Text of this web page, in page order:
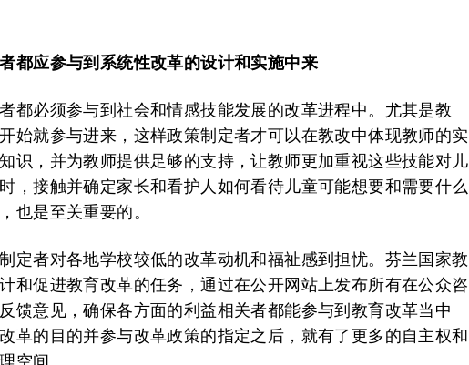
都应参与到系统性改革的设计和实施中来
都必须参与到社会和情感技能发展的改革进程中。尤其是教
始就参与进来，这样政策制定者才可以在教改中体现教师的实
识，并为教师提供足够的支持，让教师更加重视这些技能对儿
，接触并确定家长和看护人如何看待儿童可能想要和需要什么
也是至关重要的。
定者对各地学校较低的改革动机和福祉感到担忧。芬兰国家教
和促进教育改革的任务，通过在公开网站上发布所有在公众咨
馈意见，确保各方面的利益相关者都能参与到教育改革当中
革的目的并参与改革政策的指定之后，就有了更多的自主权和
空间。